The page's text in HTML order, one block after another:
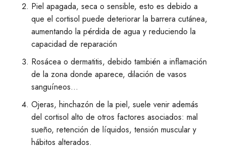
Piel apagada, seca o sensible, esto es debido a
que el cortisol puede deteriorar la barrera cutánea,
aumentando la pérdida de agua y reduciendo la
capacidad de reparación
Rosácea o dermatitis, debido también a inflamación
de la zona donde aparece, dilación de vasos
sanguíneos…
Ojeras, hinchazón de la piel, suele venir además
del cortisol alto de otros factores asociados: mal
sueño, retención de líquidos, tensión muscular y
hábitos alterados.